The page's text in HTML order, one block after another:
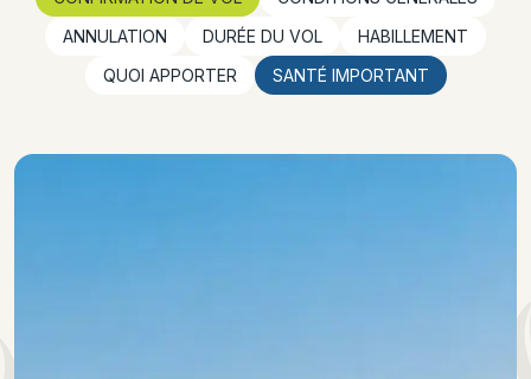
ANNULATION
DURÉE DU VOL
HABILLEMENT
QUOI APPORTER
SANTÉ IMPORTANT